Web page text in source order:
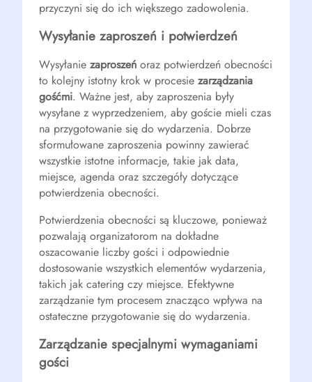
przyczyni się do ich większego zadowolenia.
Wysyłanie zaproszeń i potwierdzeń
Wysyłanie zaproszeń oraz potwierdzeń obecności
to kolejny istotny krok w procesie zarządzania
gośćmi. Ważne jest, aby zaproszenia były
wysyłane z wyprzedzeniem, aby goście mieli czas
na przygotowanie się do wydarzenia. Dobrze
sformułowane zaproszenia powinny zawierać
wszystkie istotne informacje, takie jak data,
miejsce, agenda oraz szczegóły dotyczące
potwierdzenia obecności.
Potwierdzenia obecności są kluczowe, ponieważ
pozwalają organizatorom na dokładne
oszacowanie liczby gości i odpowiednie
dostosowanie wszystkich elementów wydarzenia,
takich jak catering czy miejsce. Efektywne
zarządzanie tym procesem znacząco wpływa na
ostateczne przygotowanie się do wydarzenia.
Zarządzanie specjalnymi wymaganiami
gości